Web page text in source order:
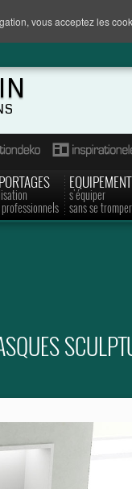
EQUIPEMENT
s'équiper
sans se tromper
vous acceptez les